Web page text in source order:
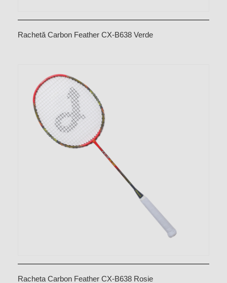
Rachetă Carbon Feather CX-B638 Verde
Racheta Carbon Feather CX-B638 Rosie